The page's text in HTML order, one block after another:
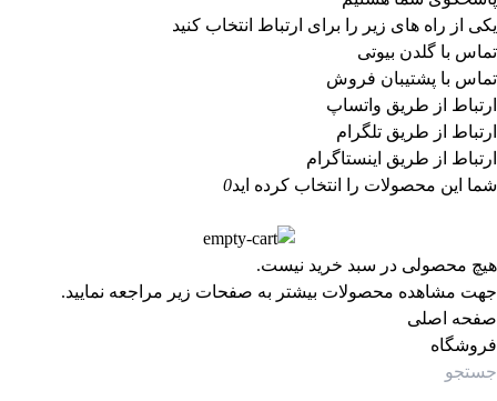
یکی از راه های زیر را برای ارتباط انتخاب کنید
تماس با گلدن بیوتی
تماس با پشتیبان فروش
ارتباط از طریق واتساپ
ارتباط از طریق تلگرام
ارتباط از طریق اینستاگرام
شما این محصولات را انتخاب کرده اید0
هیچ محصولی در سبد خرید نیست.
جهت مشاهده محصولات بیشتر به صفحات زیر مراجعه نمایید.
صفحه اصلی
فروشگاه